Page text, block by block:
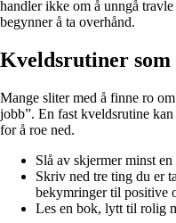
handler ikke om å unngå
begynner å ta overhånd.
Kveldsrutiner som
Mange sliter med å finne ro
jobb”. En fast kveldsrutine
for å roe ned.
Slå av skjermer minst
Skriv ned tre ting du er
bekymringer til positive
Les en bok, lytt til rolig